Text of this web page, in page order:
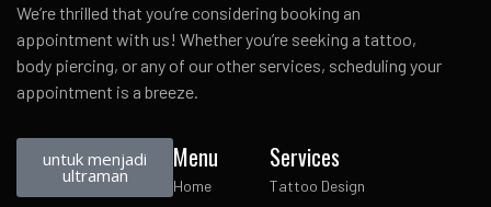
We’re thrilled that you’re considering booking an
appointment with us! Whether you’re seeking a tattoo,
body piercing, or any of our other services, scheduling your
appointment is a breeze.
untuk menjadi
ultraman
Menu
Home
Services
Tattoo Design